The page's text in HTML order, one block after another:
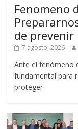
Fenomeno
de prevenir
7 agosto, 2026
Ante el fenómeno
fundamental para
proteger